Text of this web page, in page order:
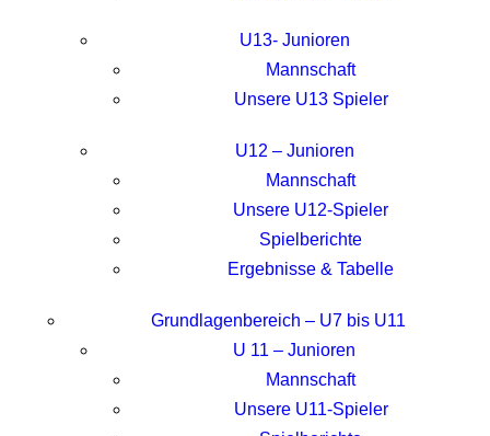
U13- Junioren
Mannschaft
Unsere U13 Spieler
U12 – Junioren
Mannschaft
Unsere U12-Spieler
Spielberichte
Ergebnisse & Tabelle
Grundlagenbereich – U7 bis U11
U 11 – Junioren
Mannschaft
Unsere U11-Spieler